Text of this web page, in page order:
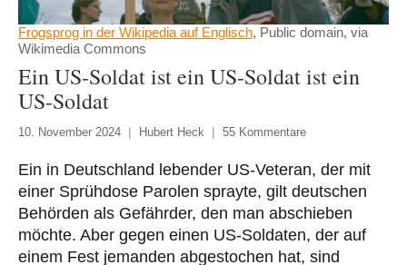
Frogsprog in der Wikipedia auf Englisch, Public domain, via
Wikimedia Commons
Ein US-Soldat ist ein US-Soldat ist ein
US-Soldat
10. November 2024 Hubert Heck 55 Kommentare
Ein in Deutschland lebender US-Veteran, der mit
einer Sprühdose Parolen sprayte, gilt deutschen
Behörden als Gefährder, den man abschieben
möchte. Aber gegen einen US-Soldaten, der auf
einem Fest jemanden abgestochen hat, sind